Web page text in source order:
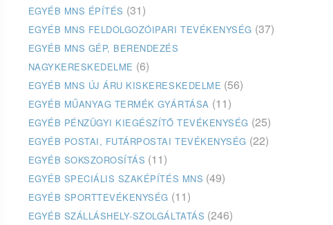
EGYÉB MNS ÉPÍTÉS (31)
EGYÉB MNS FELDOLGOZÓIPARI TEVÉKENYSÉG (37)
EGYÉB MNS GÉP, BERENDEZÉS
NAGYKERESKEDELME (6)
EGYÉB MNS ÚJ ÁRU KISKERESKEDELME (56)
EGYÉB MŰANYAG TERMÉK GYÁRTÁSA (11)
EGYÉB PÉNZÜGYI KIEGÉSZÍTŐ TEVÉKENYSÉG (25)
EGYÉB POSTAI, FUTÁRPOSTAI TEVÉKENYSÉG (22)
EGYÉB SOKSZOROSÍTÁS (11)
EGYÉB SPECIÁLIS SZAKÉPÍTÉS MNS (49)
EGYÉB SPORTTEVÉKENYSÉG (11)
EGYÉB SZÁLLÁSHELY-SZOLGÁLTATÁS (246)